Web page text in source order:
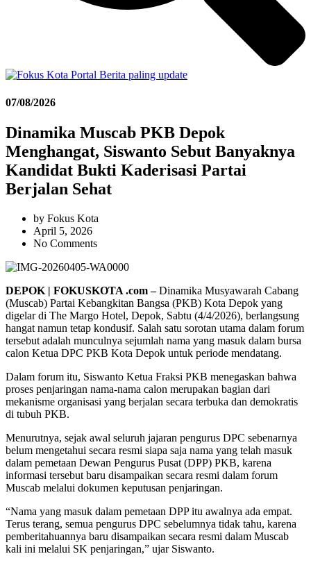
07/08/2026
Dinamika Muscab PKB Depok
Menghangat, Siswanto Sebut Banyaknya
Kandidat Bukti Kaderisasi Partai
Berjalan Sehat
by Fokus Kota
April 5, 2026
No Comments
DEPOK | FOKUSKOTA .com –Dinamika Musyawarah Cabang
(Muscab) Partai Kebangkitan Bangsa (PKB) Kota Depok yang
digelar di The Margo Hotel, Depok, Sabtu (4/4/2026), berlangsung
hangat namun tetap kondusif. Salah satu sorotan utama dalam forum
tersebut adalah munculnya sejumlah nama yang masuk dalam bursa
calon Ketua DPC PKB Kota Depok untuk periode mendatang.
Dalam forum itu, Siswanto Ketua Fraksi PKB menegaskan bahwa
proses penjaringan nama-nama calon merupakan bagian dari
mekanisme organisasi yang berjalan secara terbuka dan demokratis
di tubuh PKB.
Menurutnya, sejak awal seluruh jajaran pengurus DPC sebenarnya
belum mengetahui secara resmi siapa saja nama yang telah masuk
dalam pemetaan Dewan Pengurus Pusat (DPP) PKB, karena
informasi tersebut baru disampaikan secara resmi dalam forum
Muscab melalui dokumen keputusan penjaringan.
“Nama yang masuk dalam pemetaan DPP itu awalnya ada empat.
Terus terang, semua pengurus DPC sebelumnya tidak tahu, karena
pemberitahuannya baru disampaikan secara resmi dalam Muscab
kali ini melalui SK penjaringan,” ujar Siswanto.